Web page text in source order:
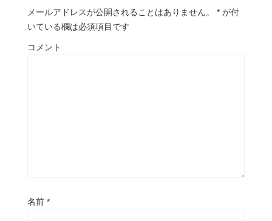
メールアドレスが公開されることはありません。 * が付
いている欄は必須項目です
コメント
名前 *